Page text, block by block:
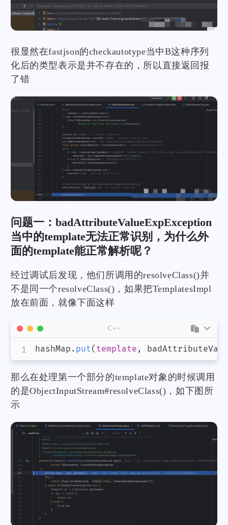
很显然在fastjson的checkautotype当中B这种序列
化后的类型表示是并不存在的，所以直接返回报
了错
问题一：badAttributeValueExpException
当中的template无法正常识别，为什么外
面的template能正常解析呢？
经过调试后发现，他们所调用的resolveClass()并
不是同一个resolveClass()，如果把TemplatesImpl
放在前面，就像下面这样
hashMap . put( template ,
C++
那么在处理第一个部分的template对象的时候调用
的是ObjectInputStream#resolveClass()，如下图所
示